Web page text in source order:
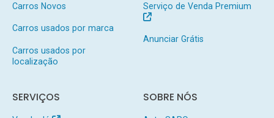
Carros Novos
Carros usados por marca
Carros usados por
localização
Serviço de Venda Premium
Anunciar Grátis
SERVIÇOS SOBRE NÓS